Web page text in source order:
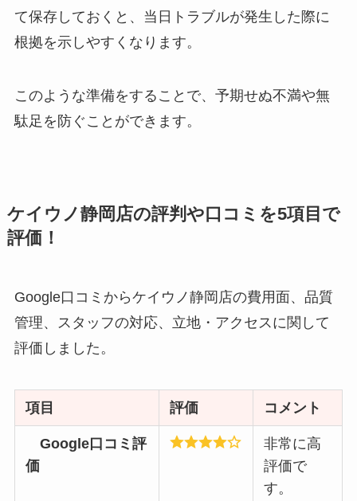
て保存しておくと、当日トラブルが発生した際に
根拠を示しやすくなります。
このような準備をすることで、予期せぬ不満や無
駄足を防ぐことができます。
ケイウノ静岡店の評判や口コミを5項目で
評価！
Google口コミからケイウノ静岡店の費用面、品質
管理、スタッフの対応、立地・アクセスに関して
評価しました。
項目 評価 コメント
Google口コミ評
価
非常に高
評価で
す。